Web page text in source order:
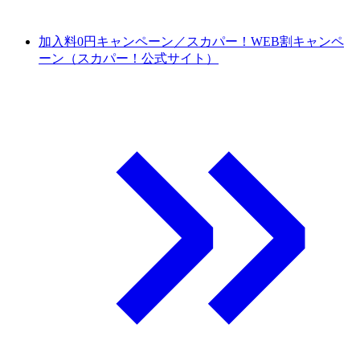
加入料0円キャンペーン／スカパー！WEB割キャンペ
ーン（スカパー！公式サイト）